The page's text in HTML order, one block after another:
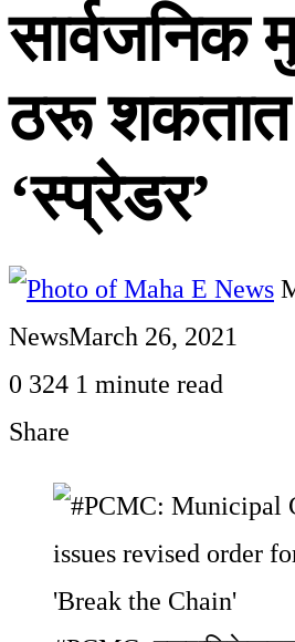
सार्वजनिक
ठरू शकतात
‘स्प्रेडर’
NewsMarch 26, 2021
0 324 1 minute read
Share
Facebook
Twitter
LinkedIn
Pinterest
WhatsApp
Telegram
Share
Print